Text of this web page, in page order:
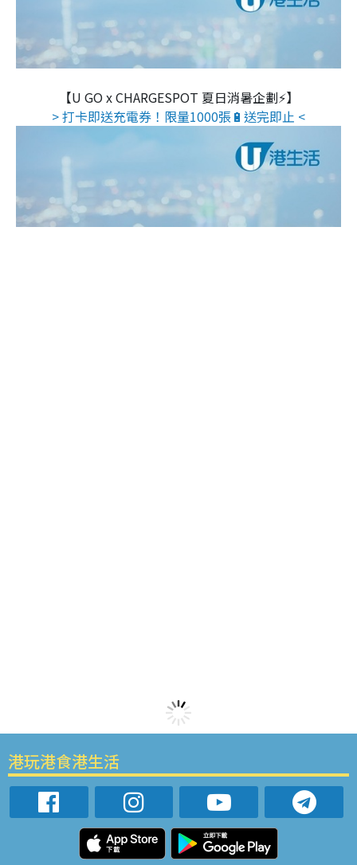
【U GO x CHARGESPOT 夏日消暑企劃⚡】
> 打卡即送充電券！限量1000張🔋送完即止 <
港玩港食港生活